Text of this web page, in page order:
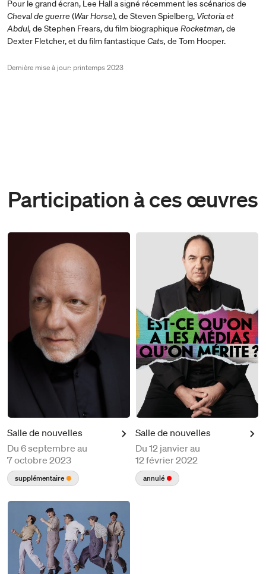
Pour le grand écran, Lee Hall a signé récemment les scénarios de
Cheval de guerre (War Horse), de Steven Spielberg, Victoria et
Abdul, de Stephen Frears, du film biographique Rocketman, de
Dexter Fletcher, et du film fantastique Cats, de Tom Hooper.
Dernière mise à jour: printemps 2023
Participation à ces œuvres
Salle de nouvelles
Du 6 septembre au
7 octobre 2023
supplémentaire
Salle de nouvelles
Du 12 janvier au
12 février 2022
annulé